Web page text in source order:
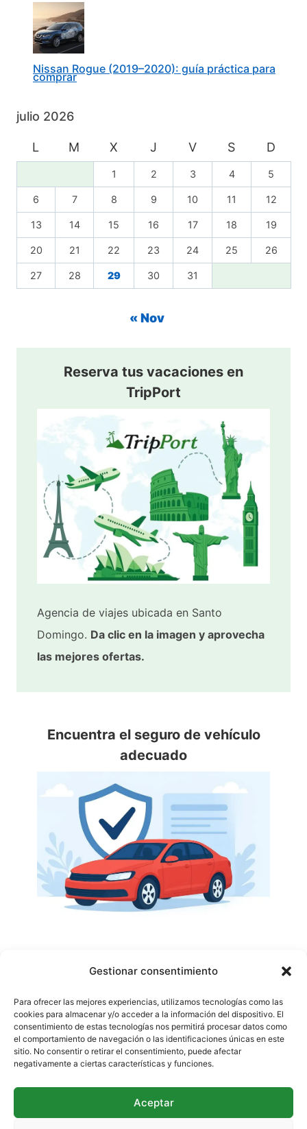
Gestionar consentimiento
Para ofrecer las mejores experiencias, utilizamos tecnologías como las
cookies para almacenar y/o acceder a la información del dispositivo. El
consentimiento de estas tecnologías nos permitirá procesar datos como
el comportamiento de navegación o las identificaciones únicas en este
sitio. No consentir o retirar el consentimiento, puede afectar
negativamente a ciertas características y funciones.
Aceptar
Nissan Rogue (2019–2020): guía práctica para
comprar
julio 2026
L M X J V S D
1 2 3 4 5
6 7 8 9 10 11 12
13 14 15 16 17 18 19
20 21 22 23 24 25 26
27 28 29 30 31
« Nov
Reserva tus vacaciones en
TripPort
Agencia de viajes ubicada en Santo
Domingo. Da clic en la imagen y aprovecha
las mejores ofertas.
Encuentra el seguro de vehículo
adecuado
y Full con el mejor precio.Da clic en la
imagen y aprovecha las mejores ofertas.
Políticas de privacidad Política de Cookies